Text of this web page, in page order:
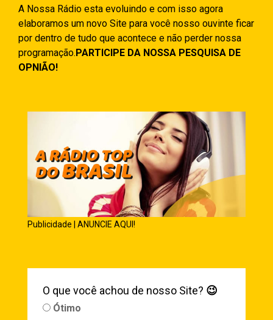
A Nossa Rádio esta evoluindo e com isso agora
elaboramos um novo Site para você nosso ouvinte ficar
por dentro de tudo que acontece e não perder nossa
programação. PARTICIPE DA NOSSA PESQUISA DE
OPNIÃO!
Publicidade | ANUNCIE AQUI!
O que você achou de nosso Site? 😉
Ótimo